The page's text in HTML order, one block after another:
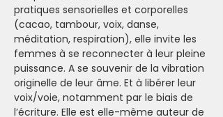
pratiques sensorielles et corporelles
(cacao, tambour, voix, danse,
méditation, respiration), elle invite les
femmes à se reconnecter à leur pleine
puissance. A se souvenir de la vibration
originelle de leur âme. Et à libérer leur
voix/voie, notamment par le biais de
l’écriture. Elle est elle-même auteur de